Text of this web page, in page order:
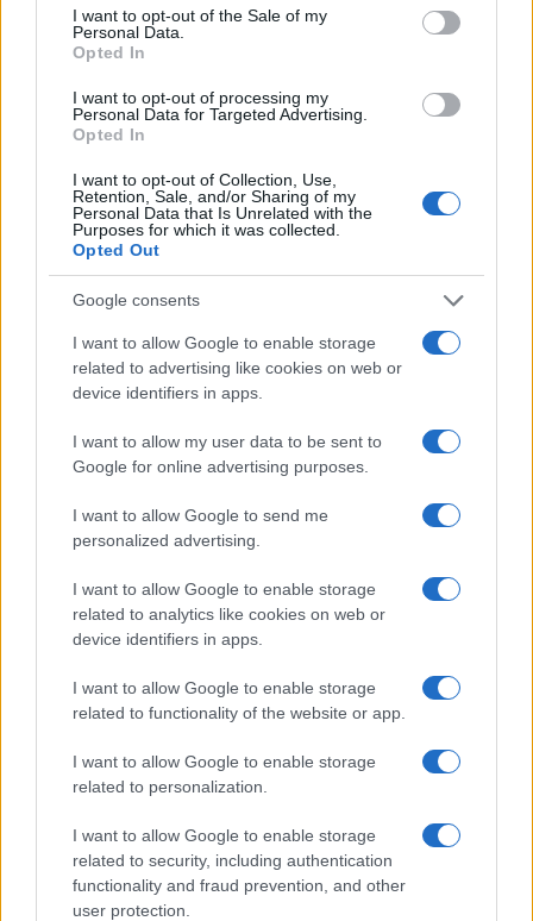
I want to opt-out of the Sale of my
Personal Data.
Opted In
I want to opt-out of processing my
Personal Data for Targeted Advertising.
Opted In
I want to opt-out of Collection, Use,
Retention, Sale, and/or Sharing of my
Personal Data that Is Unrelated with the
Purposes for which it was collected.
Opted Out
Google consents
I want to allow Google to enable storage
related to advertising like cookies on web or
device identifiers in apps.
I want to allow my user data to be sent to
Google for online advertising purposes.
I want to allow Google to send me
personalized advertising.
I want to allow Google to enable storage
related to analytics like cookies on web or
device identifiers in apps.
I want to allow Google to enable storage
related to functionality of the website or app.
I want to allow Google to enable storage
related to personalization.
I want to allow Google to enable storage
related to security, including authentication
functionality and fraud prevention, and other
user protection.
accusa. Io non trovo gli aggettivi giusti per
esprimere il mio sdegno e
persecuzione giudiziaria. Ed io so benissimo che
la persecuzione giudiziaria, ovvero l’uso
strumentale del potere giudiziario, è una realtà
anche perché l’ho provato sulla mia pelle, seppur
non in maniera così violenta come il generale
Mori.
Se mai un giorno una politica finalmente seria e
credibile si decidesse di fare una vera, una
profonda riforma della giustizia, sarà sempre
troppo tardi.
Cuno Tarfusser, 22 maggio 2024
Nicolaporro.it è anche su Whatsapp. È sufficiente
cliccare quiper iscriversi al canale ed essere sempre
aggiornati (gratis).
#CUNO TARFUSSER #MARIO MORI
Leggi i commenti